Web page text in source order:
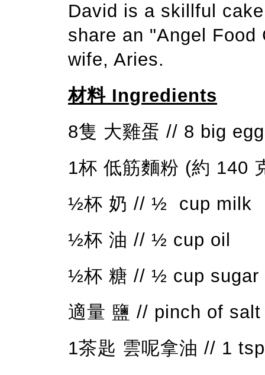
David is a skillful
share an "Angel
wife, Aries.
材料 Ingredients
8隻 大雞蛋 // 8 big
1杯 低筋麵粉 (約 140
½杯 奶 // ½ cup milk
½杯 油 // ½ cup oil
½杯 糖 // ½ cup sugar
適量 鹽 // pinch of salt
1茶匙 雲呢拿油 // 1